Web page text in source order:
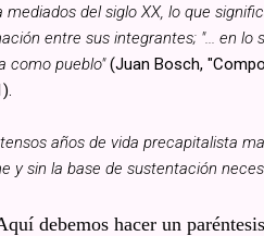
mediados del siglo XX, lo que
entre sus integrantes; "... en
como pueblo"(Juan Bosch,
años de vida precapitalista
y sin la base de sustentación
debemos hacer un